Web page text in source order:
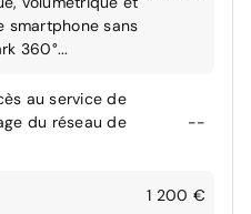
smartphone sans
360°...
au service de
du réseau de
--
1 200 €